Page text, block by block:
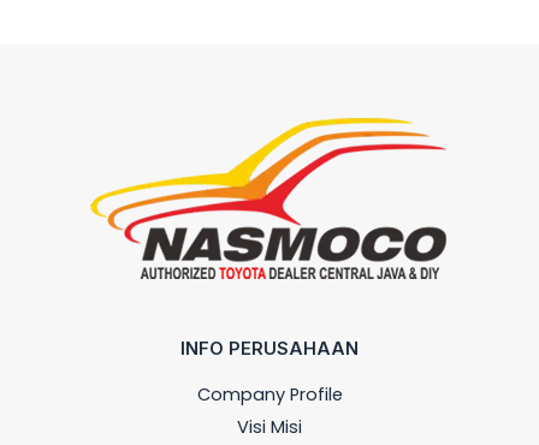
INFO PERUSAHAAN
Company Profile
Visi Misi